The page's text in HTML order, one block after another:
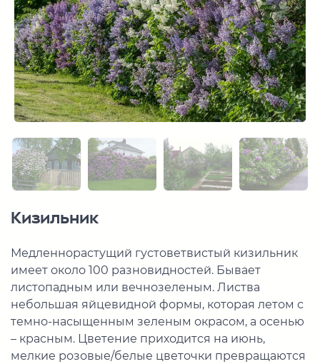
Кизильник
Медленнорастущий густоветвистый кизильник
имеет около 100 разновидностей. Бывает
листопадным или вечнозеленым. Листва
небольшая яйцевидной формы, которая летом с
темно-насыщенным зеленым окрасом, а осенью
– красным. Цветение приходится на июнь,
мелкие розовые/белые цветочки превращаются